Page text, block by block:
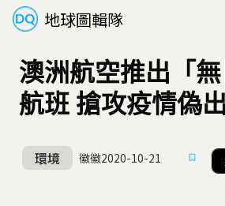
地球圖輯隊
澳洲航空推出「無
航班 搶攻疫情偽
環境 徽徽2020-10-21